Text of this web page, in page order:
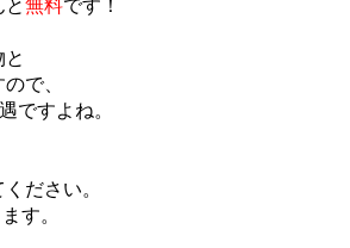
無料です！
で、
ですよね。
ださい。
す。